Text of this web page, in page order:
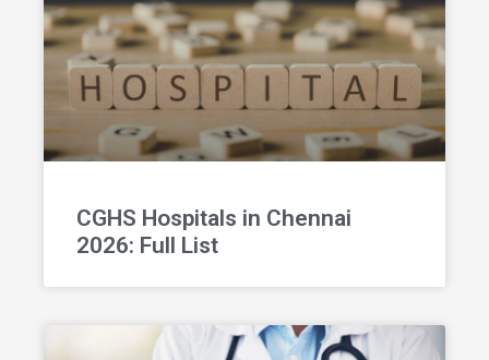
CGHS Hospitals in Chennai
2026: Full List